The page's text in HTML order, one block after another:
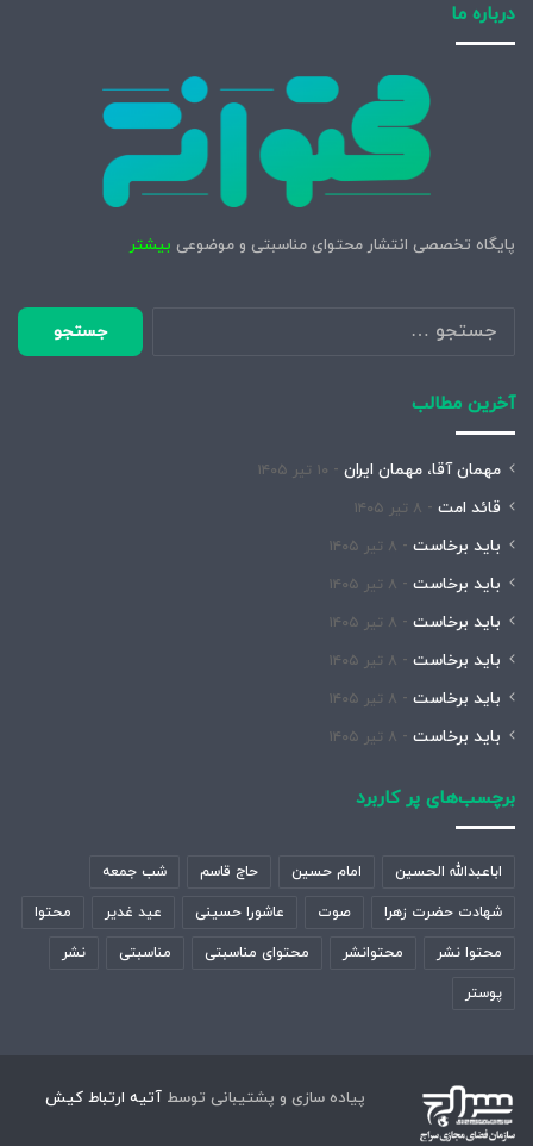
درباره ما
پایگاه تخصصی انتشار محتوای مناسبتی و موضوعی بیشتر
جستجو
برای:
آخرین مطالب
مهمان آقا، مهمان ایران ۱۰ تیر ۱۴۰۵
قائد امت ۸ تیر ۱۴۰۵
باید برخاست ۸ تیر ۱۴۰۵
باید برخاست ۸ تیر ۱۴۰۵
باید برخاست ۸ تیر ۱۴۰۵
باید برخاست ۸ تیر ۱۴۰۵
باید برخاست ۸ تیر ۱۴۰۵
باید برخاست ۸ تیر ۱۴۰۵
برچسب‌های پر کاربرد
اباعبدالله الحسین امام حسین حاج قاسم شب جمعه
شهادت حضرت زهرا صوت عاشورا حسینی عید غدیر محتوا
محتوا نشر محتوانشر محتوای مناسبتی مناسبتی نشر
پوستر
پیاده سازی و پشتیبانی توسط آتیه ارتباط کیش